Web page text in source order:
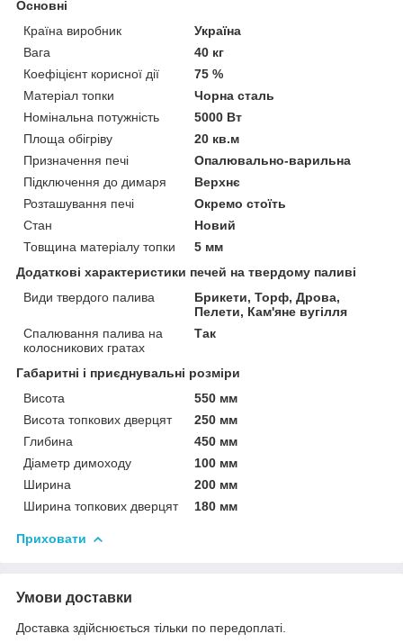
Основні
Країна виробник
Україна
Вага
40 кг
Коефіцієнт корисної дії
75 %
Матеріал топки
Чорна сталь
Номінальна потужність
5000 Вт
Площа обігріву
20 кв.м
Призначення печі
Опалювально-варильна
Підключення до димаря
Верхнє
Розташування печі
Окремо стоїть
Стан
Новий
Товщина матеріалу топки
5 мм
Додаткові характеристики печей на твердому паливі
Види твердого палива
Брикети, Торф, Дрова,
Пелети, Кам'яне вугілля
Спалювання палива на
колосникових гратах
Так
Габаритні і приєднувальні розміри
Висота
550 мм
Висота топкових дверцят
250 мм
Глибина
450 мм
Діаметр димоходу
100 мм
Ширина
200 мм
Ширина топкових дверцят
180 мм
Приховати
Умови доставки
Доставка здійснюється тільки по передоплаті.